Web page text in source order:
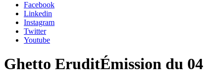
Facebook
Linkedin
Instagram
Twitter
Youtube
Ghetto EruditÉmission du 04